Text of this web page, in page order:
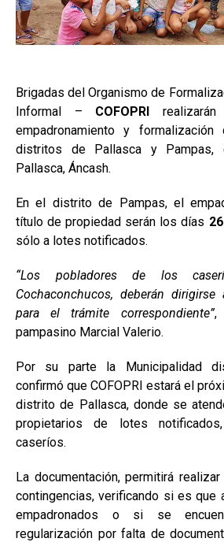
Brigadas del Organismo de
Informal – COFOPRI
empadronamiento y
distritos de Pallasca y Pampas,
Pallasca, Áncash.
En el distrito de Pampas, el
título de propiedad serán los días
sólo a lotes notificados.
“Los pobladores de los
Cochaconchucos, deberán
para el trámite correspondiente”,
pampasino Marcial Valerio.
Por su parte la Municipalidad
confirmó que COFOPRI estará el
distrito de Pallasca, donde se
propietarios de lotes
caseríos.
La documentación, permitirá
contingencias, verificando si es que
empadronados o si se
regularización por falta de